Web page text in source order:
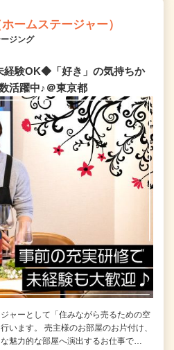
ームステージャー）
ジング
経験OK◆「好き」の気持ちか
活躍中♪＠東京都
ャーとして「住みながら売るための空
います。 売主様のお部屋のお片付け、
魅力的な部屋へ演出するお仕事で…